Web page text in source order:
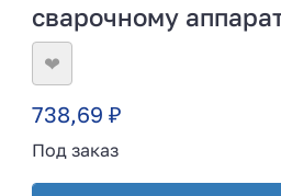
сварочному
❤
738,69 ₽
Под заказ